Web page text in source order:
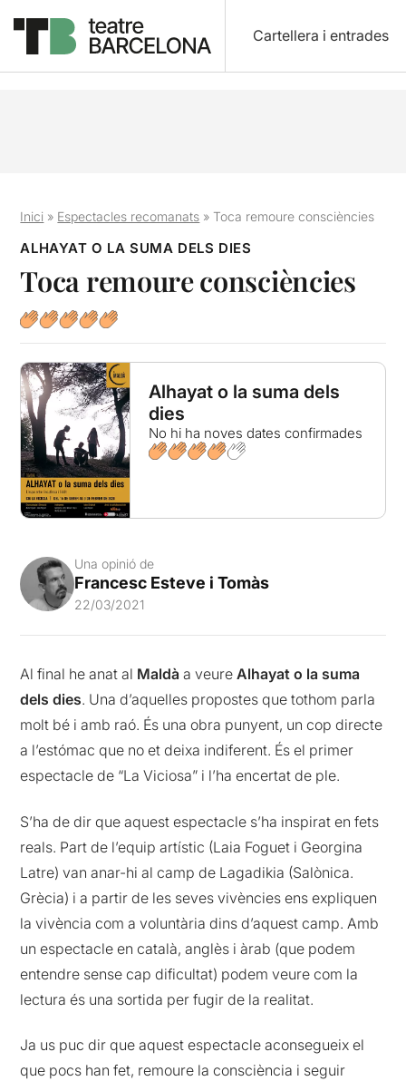
Cartellera i entrades
Inici » Espectacles recomanats »Toca remoure consciències
ALHAYAT O LA SUMA DELS DIES
Toca remoure consciències
Alhayat o la suma dels
dies
No hi ha noves dates confirmades
Una opinió de
Francesc Esteve i Tomàs
22/03/2021
Al final he anat al Maldà a veureAlhayat o la suma
dels dies. Una d’aquelles propostes que tothom parla
molt bé i amb raó. És una obra punyent, un cop directe
a l’estómac que no et deixa indiferent. És el primer
espectacle de “La Viciosa” i l’ha encertat de ple.
S’ha de dir que aquest espectacle s’ha inspirat en fets
reals. Part de l’equip artístic (Laia Foguet i Georgina
Latre) van anar-hi al camp de Lagadikia (Salònica.
Grècia) i a partir de les seves vivències ens expliquen
la vivència com a voluntària dins d’aquest camp. Amb
un espectacle en català, anglès i àrab (que podem
entendre sense cap dificultat) podem veure com la
lectura és una sortida per fugir de la realitat.
Ja us puc dir que aquest espectacle aconsegueix el
que pocs han fet, remoure la consciència i seguir